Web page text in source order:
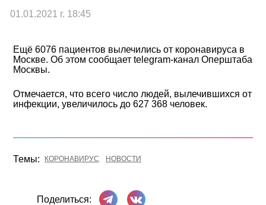
01.01.2021 г. 18:45
Ещё 6076 пациентов вылечились от коронавируса в
Москве. Об этом сообщает telegram-канал Оперштаба
Москвы.
Отмечается, что всего число людей, вылечившихся от
инфекции, увеличилось до 627 368 человек.
Темы: КОРОНАВИРУС НОВОСТИ
Поделиться:
Поделиться в Телеграме
Поделиться ВКонтакте